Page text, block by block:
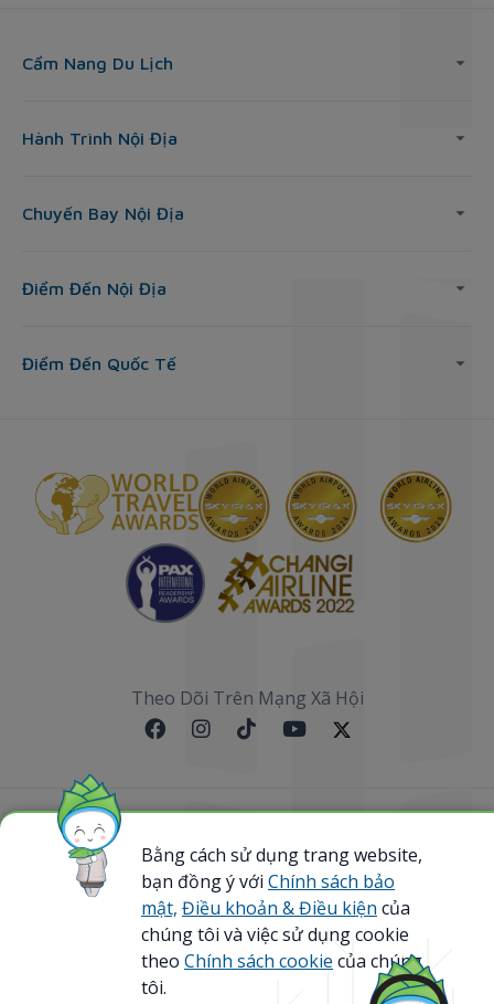
Cẩm Nang Du Lịch
Hành Trình Nội Địa
Chuyến Bay Nội Địa
Điểm Đến Nội Địa
Điểm Đến Quốc Tế
Theo Dõi Trên Mạng Xã Hội
Sơ đồ website
@ 2023 Bamboo Airways Copyright. All Rights
Reserved.
Business Registration Code: 0107867370
Bằng cách sử dụng trang website,
bạn đồng ý với Chính sách bảo
mật, Điều khoản & Điều kiện của
chúng tôi và việc sử dụng cookie
theo Chính sách cookie của chúng
tôi.